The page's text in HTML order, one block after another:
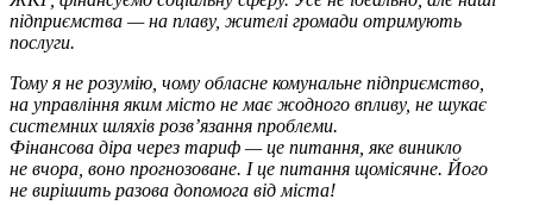
підприємства — на плаву, жителі громади отримують
послуги.
Тому я не розумію, чому обласне комунальне підприємство,
на управління яким місто не має жодного впливу, не шукає
системних шляхів розв’язання проблеми.
Фінансова діра через тариф — це питання, яке виникло
не вчора, воно прогнозоване. І це питання щомісячне. Його
не вирішить разова допомога від міста!